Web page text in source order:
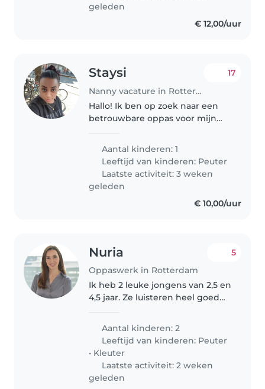
geleden
€ 12,00/uur
Staysi
Nanny vacature in Rotterdam
17
Hallo! Ik ben op zoek naar een
betrouwbare oppas voor mijn
ziekenhuis en binnenkort start
ik een traject voor een operatie...
Aantal kinderen: 1
Leeftijd van kinderen: Peuter
Laatste activiteit: 3 weken
geleden
€ 10,00/uur
Nuria
Oppaswerk in Rotterdam
5
Ik heb 2 leuke jongens van 2,5 en
4,5 jaar. Ze luisteren heel goed
nooit echt boos vooral als zijn
vader en moeder er niet bij zijn.
Ze houden van..
Aantal kinderen: 2
Leeftijd van kinderen: Peuter
• Kleuter
Laatste activiteit: 2 weken
geleden